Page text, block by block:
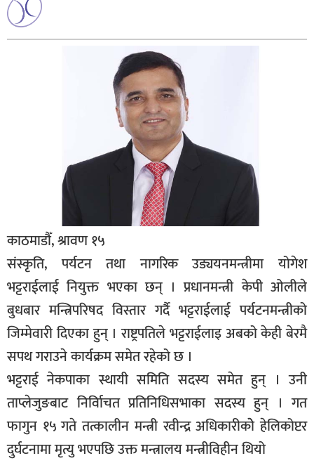
काठमाडौँ, श्रावण १५
संस्कृति, पर्यटन तथा नागरिक उड्ययनमन्त्रीमा योगेश
भट्टराईलाई नियुक्त भएका छन् । प्रधानमन्त्री केपी ओलीले
बुधबार मन्त्रिपरिषद विस्तार गर्दै भट्टराईलाई पर्यटनमन्त्रीको
जिम्मेवारी दिएका हुन् । राष्ट्रपतिले भट्टराईलाइ अबको केही बेरमै
सपथ गराउने कार्यक्रम समेत रहेको छ ।
भट्टराई नेकपाका स्थायी समिति सदस्य समेत हुन् । उनी
ताप्लेजुङबाट निर्वािचत प्रतिनिधिसभाका सदस्य हुन् । गत
फागुन १५ गते तत्कालीन मन्त्री रवीन्द्र अधिकारीकोे हेलिकोप्टर
दुर्घटनामा मृत्यु भएपछि उक्त मन्त्रालय मन्त्रीविहीन थियो